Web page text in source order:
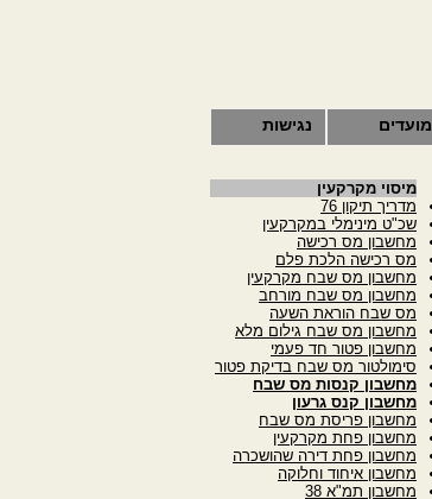
מועדים נגישות
מיסוי מקרקעין
מדריך תיקון 76
שכ"ט מינימלי במקרקעין
מחשבון מס רכישה
מס רכישה הלכת פלם
מחשבון מס שבח מקרקעין
מחשבון מס שבח מורחב
מס שבח הוראת השעה
מחשבון מס שבח גילום מלא
מחשבון פטור חד פעמי
סימולטור מס שבח בדיקת פטור
מחשבון קנסות מס שבח
מחשבון קנס גרעון
מחשבון פריסת מס שבח
מחשבון פחת מקרקעין
מחשבון פחת דירה שהושכרה
מחשבון איחוד וחלוקה
מחשבון תמ"א 38